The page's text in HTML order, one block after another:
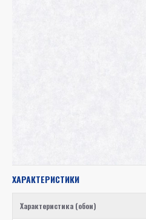
ХАРАКТЕРИСТИКИ
Характеристика (обои)